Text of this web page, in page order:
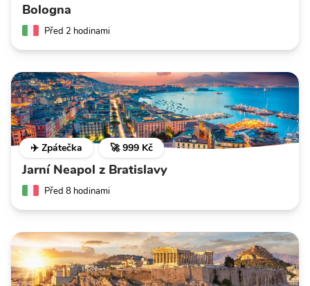
Bologna
Před 2 hodinami
✈️ Zpátečka 🚀 999 Kč
Jarní Neapol z Bratislavy
Před 8 hodinami